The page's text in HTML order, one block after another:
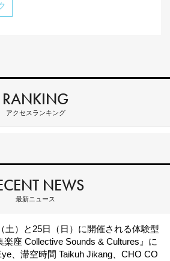
RANKING
アクセスランキング
NEWS
最新ニュース
土）と25日（日）に開催される体験型
楽座 Collective Sounds & Cultures』に
、滞空時間 Taikuh Jikang、CHO CO